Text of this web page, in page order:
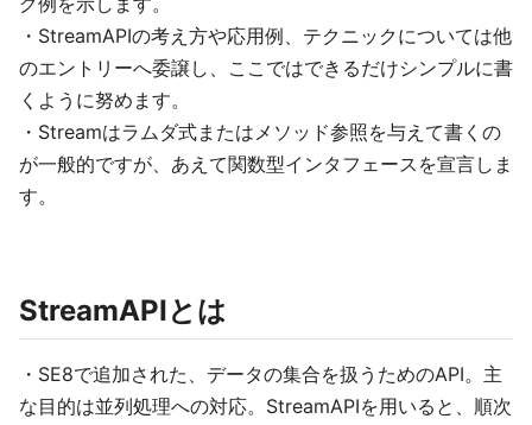
・StreamAPIの考え方や応用例、テクニックについては他
のエントリーへ委譲し、ここではできるだけシンプルに書
くように努めます。
・Streamはラムダ式またはメソッド参照を与えて書くの
が一般的ですが、あえて関数型インタフェースを宣言しま
す。
StreamAPIとは
・SE8で追加された、データの集合を扱うためのAPI。主
な目的は並列処理への対応。StreamAPIを用いると、順次